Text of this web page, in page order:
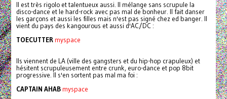
Il est très rigolo et talentueux aussi. Il mélange sans scrupule la
disco-dance et le hard-rock avec pas mal de bonheur. Il fait danser
les garçons et aussi les filles mais n'est pas signé chez ed banger. Il
vient du pays des kangourous et aussi d'AC/DC :
TOECUTTERmyspace
Ils viennent de LA (ville des gangsters et du hip-hop crapuleux) et
hésitent scrupuleusement entre crunk, euro-dance et pop 8bit
progressive. Il s'en sortent pas mal ma foi :
CAPTAIN AHABmyspace